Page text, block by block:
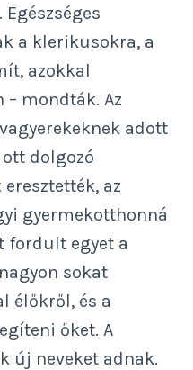
a klerikusokra, a
azokkal
mondták. Az
adott
dolgozó
az
gyermekotthonná
fordult egyet a
sokat
élőkről, és a
őket. A
új neveket adnak.